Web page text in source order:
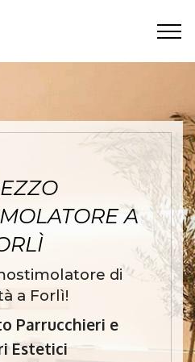
A
di
a Forlì!
Parrucchieri e
Estetici